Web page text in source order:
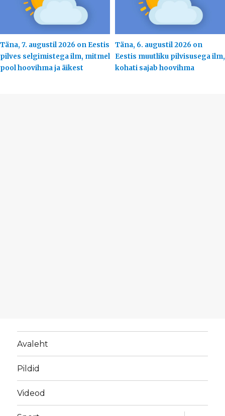
Täna, 7. augustil 2026 on Eestis
pilves selgimistega ilm, mitmel
pool hoovihma ja äikest
Täna, 6. augustil 2026 on
Eestis muutliku pilvisusega ilm,
kohati sajab hoovihma
Avaleht
Pildid
Videod